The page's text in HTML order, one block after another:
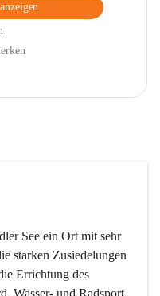
See ein Ort mit sehr
starken Zusiedelungen
Errichtung des
Wasser- und Radsport,